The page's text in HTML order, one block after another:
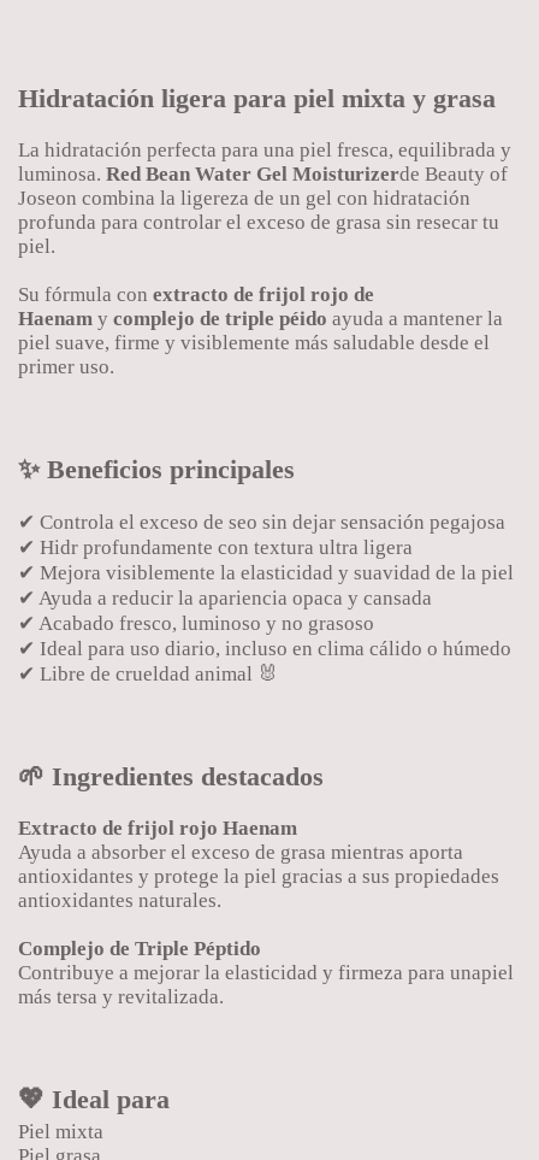
Hidratación ligera para piel mixta y grasa
La hidratación perfecta para una piel fresca, equilibrada y
luminosa. Red Bean Water Gel Moisturizerde Beauty of
Joseon combina la ligereza de un gel con hidratación
profunda para controlar el exceso de grasa sin resecar tu
piel.
Su fórmula con extracto de frijol rojo de
Haenam y complejo de triple péido ayuda a mantener la
piel suave, firme y visiblemente más saludable desde el
primer uso.
✨ Beneficios principales
✔ Controla el exceso de seo sin dejar sensación pegajosa
✔ Hidr profundamente con textura ultra ligera
✔ Mejora visiblemente la elasticidad y suavidad de la piel
✔ Ayuda a reducir la apariencia opaca y cansada
✔ Acabado fresco, luminoso y no grasoso
✔ Ideal para uso diario, incluso en clima cálido o húmedo
✔ Libre de crueldad animal 🐰
🌱 Ingredientes destacados
Extracto de frijol rojo Haenam
Ayuda a absorber el exceso de grasa mientras aporta
antioxidantes y protege la piel gracias a sus propiedades
antioxidantes naturales.
Complejo de Triple Péptido
Contribuye a mejorar la elasticidad y firmeza para unapiel
más tersa y revitalizada.
💖 Ideal para
Piel mixta
Piel grasa